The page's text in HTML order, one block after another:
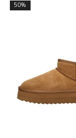
50%